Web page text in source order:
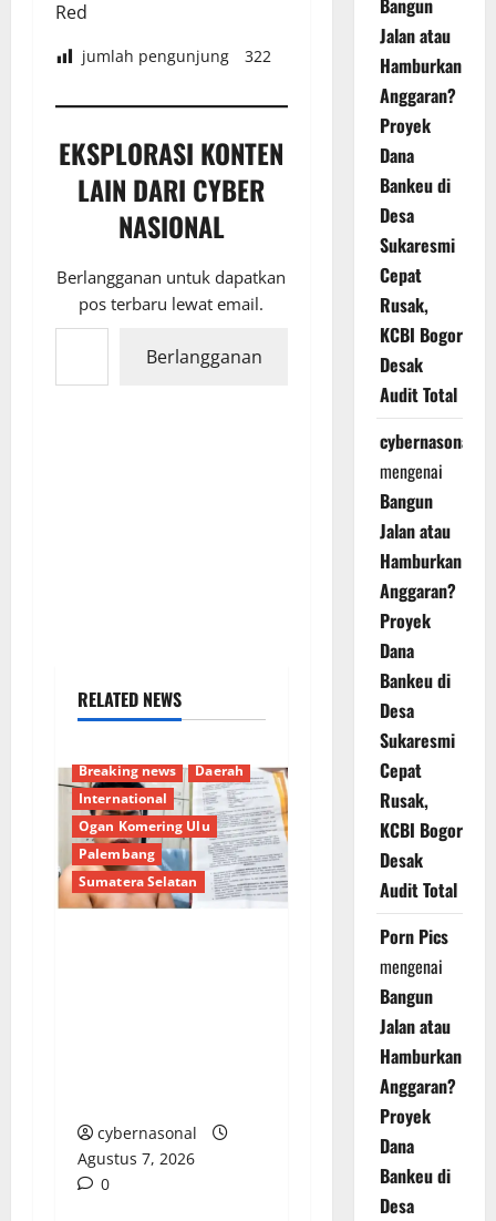
Red
jumlah pengunjung 322
EKSPLORASI KONTEN
LAIN DARI CYBER
NASIONAL
Berlangganan untuk dapatkan
pos terbaru lewat email.
Ketikkan email Anda...
Berlangganan
RELATED NEWS
Breaking news
Daerah
International
Ogan Komering Ulu
Palembang
Sumatera Selatan
cybernasonal
Agustus 7, 2026
0
Bangun
Jalan atau
Hamburkan
Anggaran?
Proyek
Dana
Bankeu di
Desa
Sukaresmi
Cepat
Rusak,
KCBI Bogor
Desak
Audit Total
cybernasonal
mengenai
Bangun
Jalan atau
Hamburkan
Anggaran?
Proyek
Dana
Bankeu di
Desa
Sukaresmi
Cepat
Rusak,
KCBI Bogor
Desak
Audit Total
Porn Pics
mengenai
Bangun
Jalan atau
Hamburkan
Anggaran?
Proyek
Dana
Bankeu di
Desa